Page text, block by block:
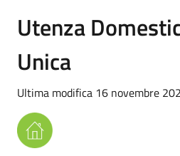
Utenza
Unica
Ultima modifica 16 novembre